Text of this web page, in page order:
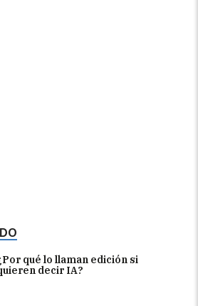
qué lo llaman edición si
decir IA?